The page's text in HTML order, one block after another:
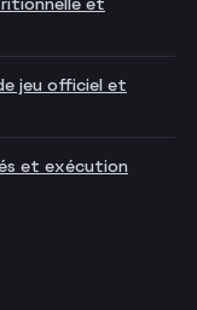
jeu officiel et
et exécution